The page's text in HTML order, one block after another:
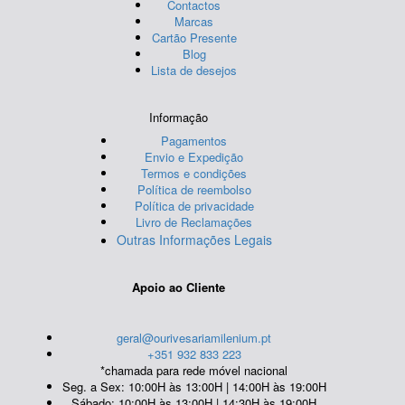
Contactos
Marcas
Cartão Presente
Blog
Lista de desejos
Informação
Pagamentos
Envio e Expedição
Termos e condições
Política de reembolso
Política de privacidade
Livro de Reclamações
Outras Informações Legais
Apoio ao Cliente
geral@ourivesariamilenium.pt
+351 932 833 223
*chamada para rede móvel nacional
Seg. a Sex: 10:00H às 13:00H | 14:00H às 19:00H